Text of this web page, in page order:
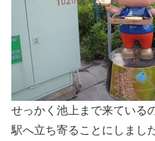
せっかく池上まで来ている
駅へ立ち寄ることにしまし